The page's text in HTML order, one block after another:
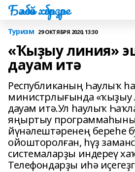
Бәләбәй хәбәрҙәре
Туризм 29 ОКТЯБРЯ 2020, 13:30
«Ҡыҙыу линия»
дауам итә
Республиканың Һаулыҡ
министрлығында «ҡыҙыу
дауам итә.Ул һаулыҡ
яңыртыу
йүнәлештәренең береһе
ойошторолған, һүҙ
системаларҙы индереү
Телефондарҙы иһә